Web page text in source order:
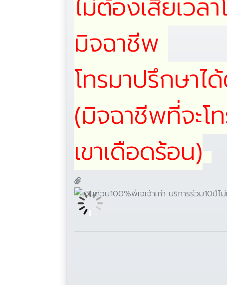
ไม่ต้องเสียเวลา
มิจฉาชีพ
โทรมาปรึกษา
(มิจฉาชีพที่จะโ
เขาเดือดร้อน)